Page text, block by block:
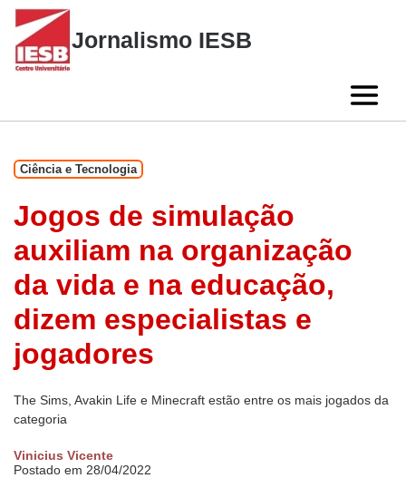
Skip
content
Jornalismo IESB
Ciência e Tecnologia
Jogos de simulação
auxiliam na organização
da vida e na educação,
dizem especialistas e
jogadores
The Sims, Avakin Life e Minecraft estão entre os mais jogados da
categoria
Vinicius Vicente
Postado em 28/04/2022